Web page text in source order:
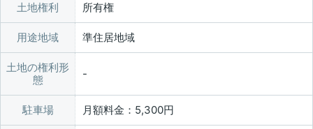
土地権利 所有権
用途地域 準住居地域
土地の権利形
態
駐車場 月額料金：5,300円